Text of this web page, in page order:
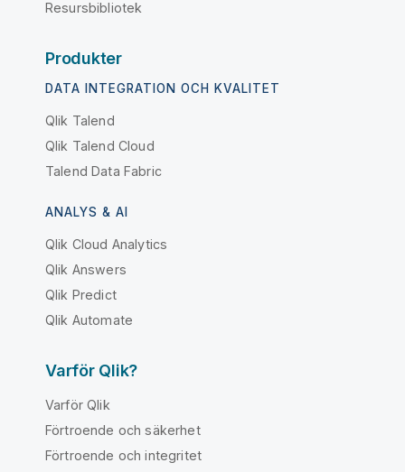
Resursbibliotek
Produkter
DATA INTEGRATION OCH KVALITET
Qlik Talend
Qlik Talend Cloud
Talend Data Fabric
ANALYS & AI
Qlik Cloud Analytics
Qlik Answers
Qlik Predict
Qlik Automate
Varför Qlik?
Varför Qlik
Förtroende och säkerhet
Förtroende och integritet